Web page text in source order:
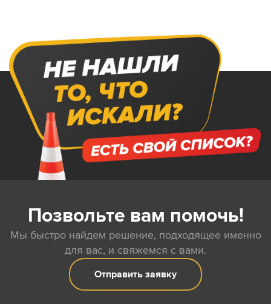
Позвольте вам помочь!
Мы быстро найдем решение, подходящее именно
для вас, и свяжемся с вами.
Отправить заявку